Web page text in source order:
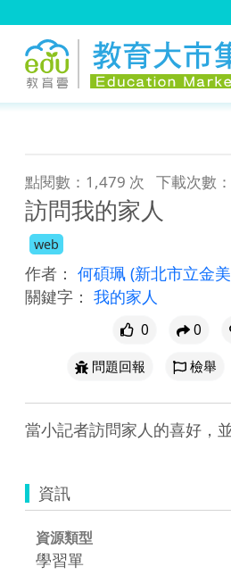
點閱數：1,479 次 下載次數
訪問我的家人
web
作者： 何碩珮 (新北市立金
關鍵字： 我的家人
0 0
問題回報
檢舉
當小記者訪問家人的喜好，
資訊
資源類型
學習單